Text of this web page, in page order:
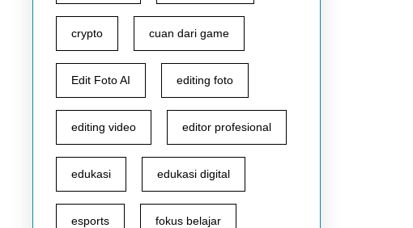
crypto cuan dari game
Edit Foto AI editing foto
editing video editor profesional
edukasi edukasi digital
esports fokus belajar